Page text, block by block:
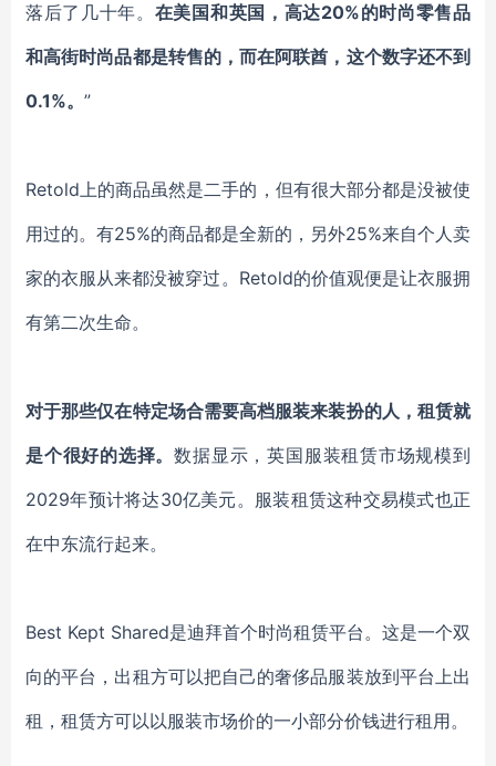
落后了几十年。 在美国和英国，高达20%的时尚零售品
和高街时尚品都是转售的，而在阿联酋，这个数字还不到
0.1%。 ”
Retold上的商品虽然是二手的，但有很大部分都是没被使
用过的。有25%的商品都是全新的，另外25%来自个人卖
家的衣服从来都没被穿过。Retold的价值观便是让衣服拥
有第二次生命。
对于那些仅在特定场合需要高档服装来装扮的人，租赁就
是个很好的选择。数据显示，英国服装租赁市场规模到
2029年预计将达30亿美元。服装租赁这种交易模式也正
在中东流行起来。
Best Kept Shared是迪拜首个时尚租赁平台。这是一个双
向的平台，出租方可以把自己的奢侈品服装放到平台上出
租，租赁方可以以服装市场价的一小部分价钱进行租用。